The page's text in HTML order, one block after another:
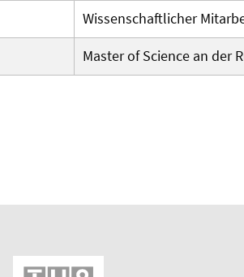
Wissenschaftlicher
Master of Science an der